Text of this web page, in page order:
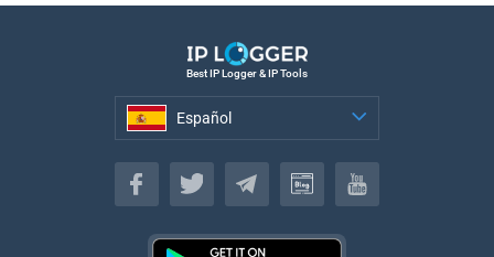
Best IP Logger & IP Tools
Español
Español